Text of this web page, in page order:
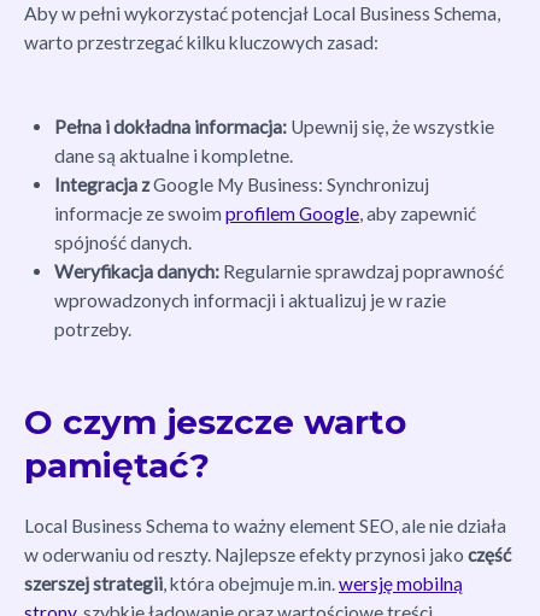
Aby w pełni wykorzystać potencjał Local Business Schema,
warto przestrzegać kilku kluczowych zasad:
Pełna i dokładna informacja: Upewnij się, że wszystkie
dane są aktualne i kompletne.
Integracja zGoogle My Business: Synchronizuj
informacje ze swoim profilem Google, aby zapewnić
spójność danych.
Weryfikacja danych: Regularnie sprawdzaj poprawność
wprowadzonych informacji i aktualizuj je w razie
potrzeby.
O czym jeszcze warto
pamiętać?
Local Business Schema to ważny element SEO, ale nie działa
w oderwaniu od reszty. Najlepsze efekty przynosi jako część
szerszej strategii , która obejmuje m.in. wersję mobilną